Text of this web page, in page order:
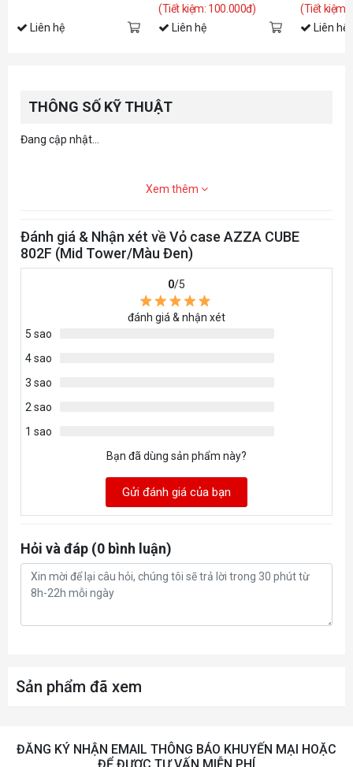
Liên hệ
(Tiết kiệm: 100.000đ)
Liên hệ
(Tiết kiệm:
Liên hệ
THÔNG SỐ KỸ THUẬT
Đang cập nhật...
Xem thêm
Đánh giá & Nhận xét về Vỏ case AZZA CUBE
802F (Mid Tower/Màu Đen)
0/5
đánh giá & nhận xét
5 sao
4 sao
3 sao
2 sao
1 sao
Bạn đã dùng sản phẩm này?
Gửi đánh giá của bạn
Hỏi và đáp (0 bình luận)
Sản phẩm đã xem
ĐĂNG KÝ NHẬN EMAIL THÔNG BÁO KHUYẾN MẠI HOẶC